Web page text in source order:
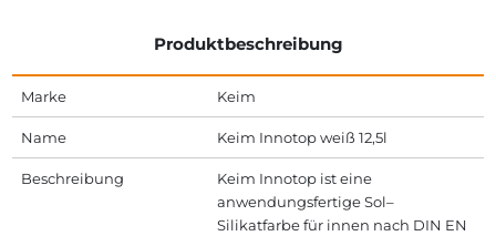
Produktbeschreibung
Marke Keim
Name Keim Innotop weiß 12,5l
Beschreibung
Keim Innotop ist eine
anwendungsfertige Sol–
Silikatfarbe für innen nach DIN EN